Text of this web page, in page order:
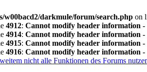
w00bacd2/darkmule/forum/search.php on
4912: Cannot modify header information
4914: Cannot modify header information
4915: Cannot modify header information
4916: Cannot modify header information
nicht alle Funktionen des Forums